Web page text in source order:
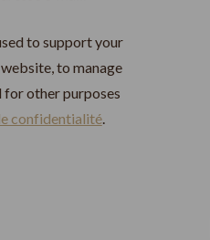
to support your
to manage
for other purposes
confidentialité.